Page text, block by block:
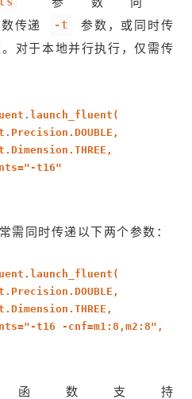
传递 -t
参数，或同时传
。对于本地并行执行，仅需传
"-t16"
需同时传递以下两个参数：
"-t16 -cnf=m1:8,m2:8" ,
数支持